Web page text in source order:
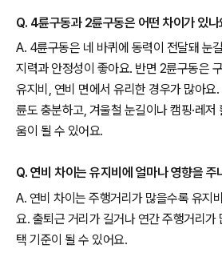
Q. 4륜구동과 2륜구동은 어떤 차이가 있
A. 4륜구동은 네 바퀴에 동력이 전달돼 눈
지력과 안정성이 좋아요. 반면 2륜구동은
유지비, 연비 면에서 유리한 경우가 많아요
륜도 충분하고, 겨울철 눈길이나 캠핑·레
움이 될 수 있어요.
Q. 연비 차이는 유지비에 얼마나 영향을 주
A. 연비 차이는 주행거리가 많을수록 유지
요. 출퇴근 거리가 길거나 연간 주행거리가
택 기준이 될 수 있어요.